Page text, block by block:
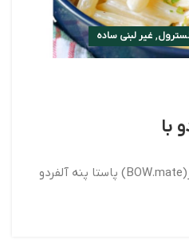
, غیر لبنی ساده
با
تهیه پاستا پنه آلفردو با کرمر(BOW.mate) پاست‍ا پنه آلفردو